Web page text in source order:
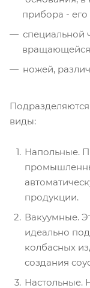
прибора -
специальной
вращающейся
ножей,
виды:
Напольные.
продукции.
Вакуумные.
идеально
колбасных
создания
Настольные.